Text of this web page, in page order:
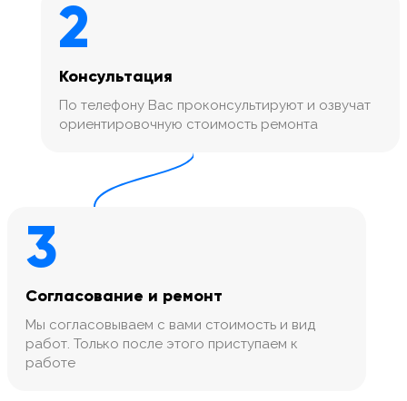
2
Консультация
По телефону Вас проконсультируют и озвучат
ориентировочную стоимость ремонта
3
Согласование и ремонт
Мы согласовываем с вами стоимость и вид
работ. Только после этого приступаем к
работе